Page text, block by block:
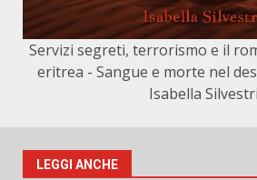
Servizi segreti, terrorismo e il
eritrea - Sangue e morte nel
Isabella Silvestri
LEGGI ANCHE